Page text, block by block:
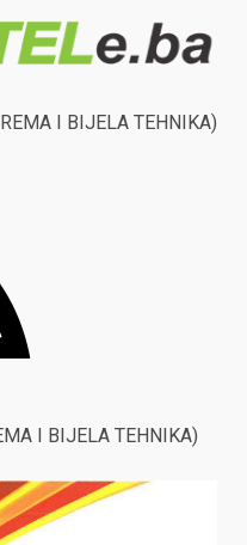
I BIJELA TEHNIKA)
I BIJELA TEHNIKA)